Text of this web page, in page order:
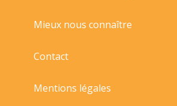
Mieux nous connaître
Contact
Mentions légales